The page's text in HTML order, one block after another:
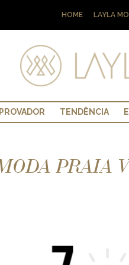
HOME LAYLA
PROVADOR TENDÊNCIA
PRAIA